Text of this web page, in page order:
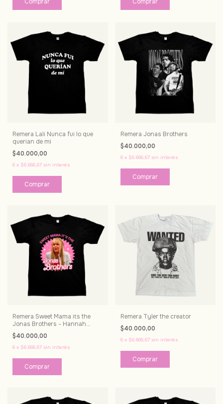
Remera Lali Nunca fui lo que
querian de mi
$40.000,00
6 x $6.666,67 sin interés
Comprar
Remera Jonas Brothers
$40.000,00
6 x $6.666,67 sin interés
Comprar
Remera Sweet Mama its the
Jonas Brothers - Hannah
Montana
$40.000,00
6 x $6.666,67 sin interés
Comprar
Remera Tyler the creator
$40.000,00
6 x $6.666,67 sin interés
Comprar